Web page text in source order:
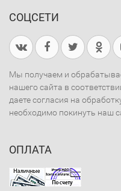
СОЦСЕТИ
Мы получаем и
нашего сайта в
даете согласия на
необходимо покинуть наш
ОПЛАТА